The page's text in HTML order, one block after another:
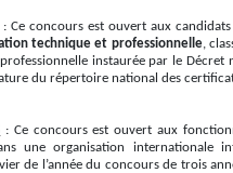
: Ce concours est ouvert aux
technique et professionnelle,
instaurée par le Décret
du répertoire national des
: Ce concours est ouvert aux
une organisation internationale
de l’année du concours de trois